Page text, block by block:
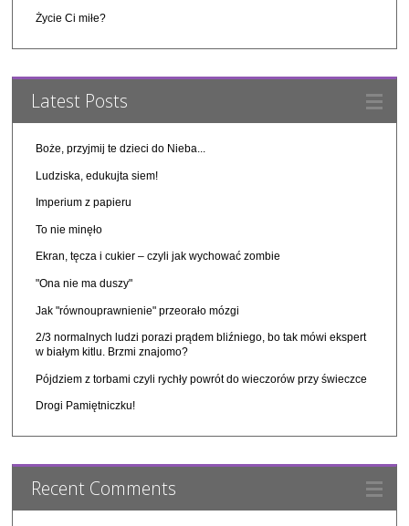
Życie Ci miłe?
Latest Posts
Boże, przyjmij te dzieci do Nieba...
Ludziska, edukujta siem!
Imperium z papieru
To nie minęło
Ekran, tęcza i cukier – czyli jak wychować zombie
"Ona nie ma duszy"
Jak "równouprawnienie" przeorało mózgi
2/3 normalnych ludzi porazi prądem bliźniego, bo tak mówi ekspert
w białym kitlu. Brzmi znajomo?
Pójdziem z torbami czyli rychły powrót do wieczorów przy świeczce
Drogi Pamiętniczku!
Recent Comments